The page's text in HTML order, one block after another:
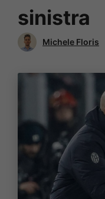
sinistra
Michele Floris